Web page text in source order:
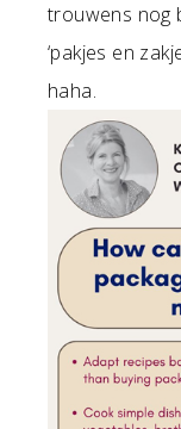
trouwens nog
‘pakjes en
haha.